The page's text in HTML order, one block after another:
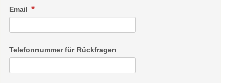
Email
Telefonnummer für Rückfragen